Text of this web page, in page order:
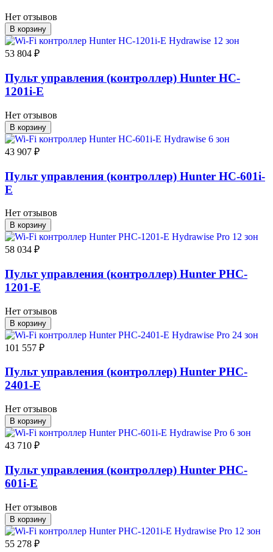
Нет отзывов
В корзину
53 804 ₽
Пульт управления (контроллер) Hunter HC-
1201i-E
Нет отзывов
В корзину
43 907 ₽
Пульт управления (контроллер) Hunter HC-601i-
E
Нет отзывов
В корзину
58 034 ₽
Пульт управления (контроллер) Hunter PHC-
1201-E
Нет отзывов
В корзину
101 557 ₽
Пульт управления (контроллер) Hunter PHC-
2401-E
Нет отзывов
В корзину
43 710 ₽
Пульт управления (контроллер) Hunter PHC-
601i-E
Нет отзывов
В корзину
55 278 ₽